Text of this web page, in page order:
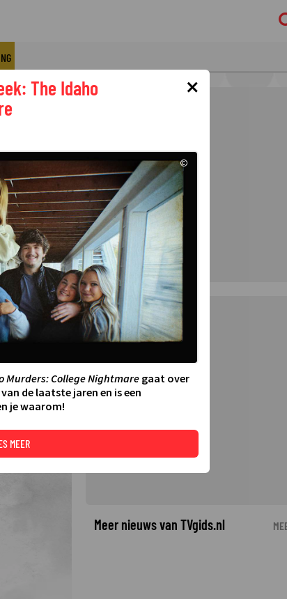
the
©
Meer nieuws van TVgids.nl
×
The Idaho
©
Murders: College Nightmaregaat over
de laatste jaren en is een
je waarom!
MEER